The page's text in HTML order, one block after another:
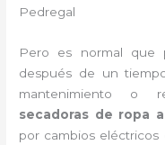
Pedregal
Pero es normal que
después de un
mantenimiento o
secadoras de ropa
por cambios eléctricos